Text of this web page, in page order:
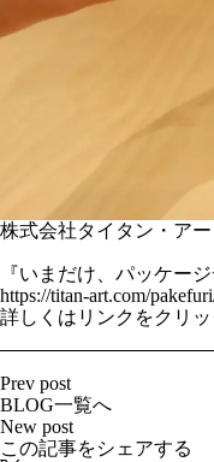
株式会社タイタン・ア
『いまだけ、パッケー
https://titan-art.com/
詳しくはリンクをクリッ
Prev post
BLOG一覧へ
New post
この記事をシェアする